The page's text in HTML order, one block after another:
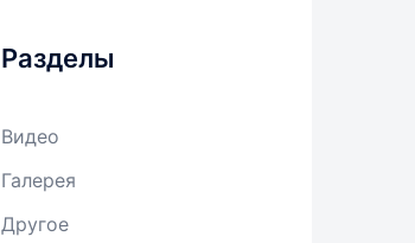
Разделы
Видео
Галерея
Другое